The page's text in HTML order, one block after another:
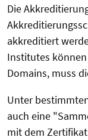
Die
akkreditiert
Institutes
Domains, muss
Unter
auch eine
mit dem